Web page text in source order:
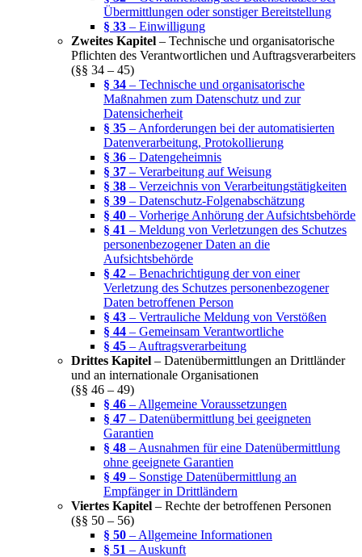
Übermittlungen oder sonstiger Bereitstellung
§ 33 – Einwilligung
Zweites Kapitel – Technische und organisatorische
Pflichten des Verantwortlichen und Auftragsverarbeiters
(§§ 34 – 45)
§ 34 – Technische und organisatorische
Maßnahmen zum Datenschutz und zur
Datensicherheit
§ 35 – Anforderungen bei der automatisierten
Datenverarbeitung, Protokollierung
§ 36 – Datengeheimnis
§ 37 – Verarbeitung auf Weisung
§ 38 – Verzeichnis von Verarbeitungstätigkeiten
§ 39 – Datenschutz-Folgenabschätzung
§ 40 – Vorherige Anhörung der Aufsichtsbehörde
§ 41 – Meldung von Verletzungen des Schutzes
personenbezogener Daten an die
Aufsichtsbehörde
§ 42 – Benachrichtigung der von einer
Verletzung des Schutzes personenbezogener
Daten betroffenen Person
§ 43 – Vertrauliche Meldung von Verstößen
§ 44 – Gemeinsam Verantwortliche
§ 45 – Auftragsverarbeitung
Drittes Kapitel – Datenübermittlungen an Drittländer
und an internationale Organisationen
(§§ 46 – 49)
§ 46 – Allgemeine Voraussetzungen
§ 47 – Datenübermittlung bei geeigneten
Garantien
§ 48 – Ausnahmen für eine Datenübermittlung
ohne geeignete Garantien
§ 49 – Sonstige Datenübermittlung an
Empfänger in Drittländern
Viertes Kapitel – Rechte der betroffenen Personen
(§§ 50 – 56)
§ 50 – Allgemeine Informationen
§ 51 – Auskunft